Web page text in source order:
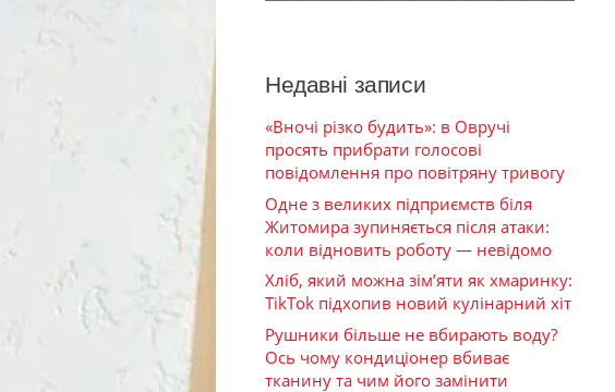
Недавні записи
«Вночі різко будить»: в Овручі
просять прибрати голосові
повідомлення про повітряну тривогу
Одне з великих підприємств біля
Житомира зупиняється після атаки:
коли відновить роботу — невідомо
Хліб, який можна зім’яти як хмаринку:
TikTok підхопив новий кулінарний хіт
Рушники більше не вбирають воду?
Ось чому кондиціонер вбиває
тканину та чим його замінити